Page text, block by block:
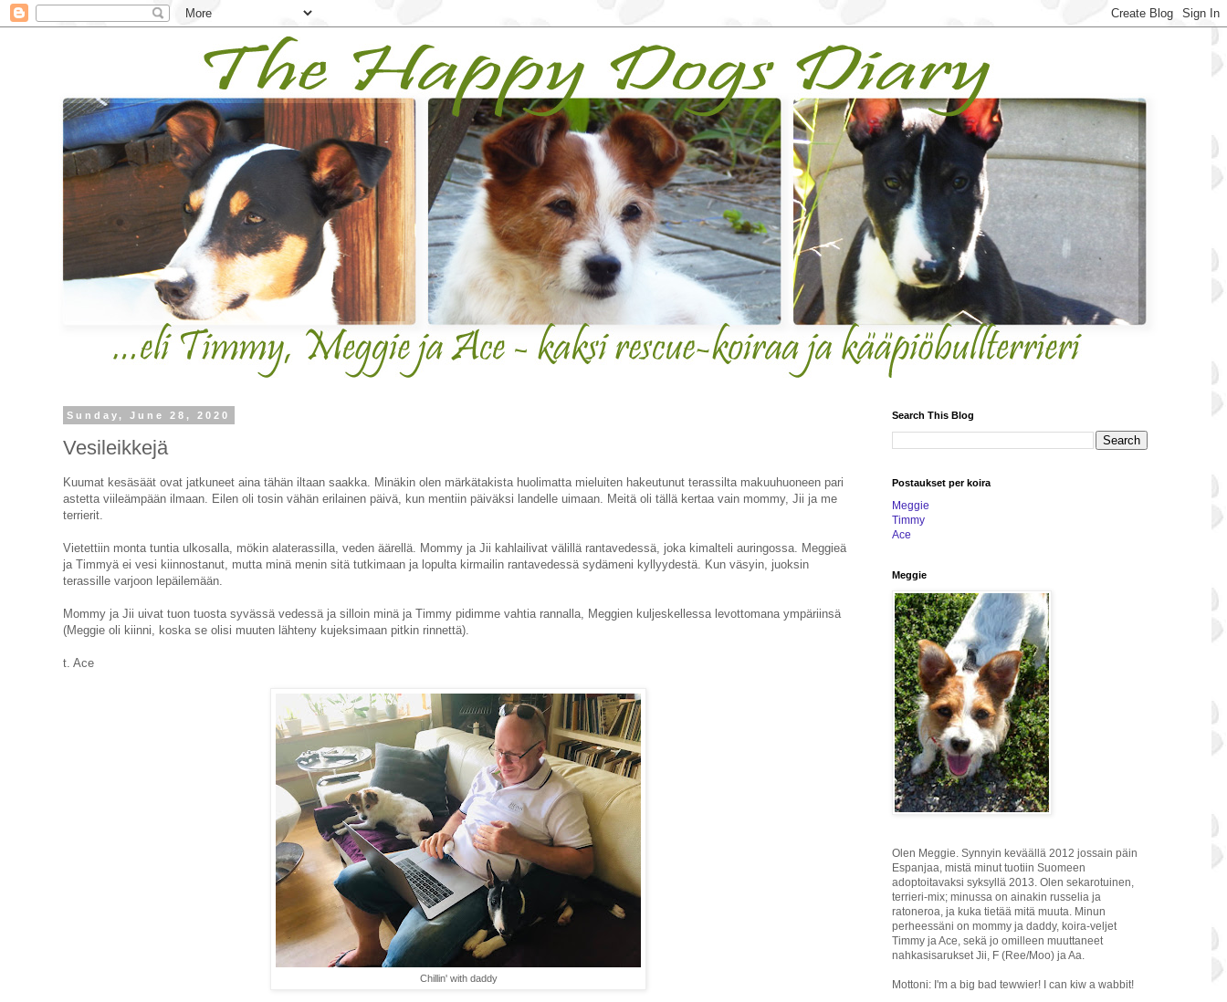
Sunday, June 28, 2020
Vesileikkejä
Kuumat kesäsäät ovat jatkuneet aina tähän iltaan saakka. Minäkin olen märkätakista huolimatta mieluiten hakeutunut terassilta makuuhuoneen pari
astetta viileämpään ilmaan. Eilen oli tosin vähän erilainen päivä, kun mentiin päiväksi landelle uimaan. Meitä oli tällä kertaa vain mommy, Jii ja me
terrierit.
Vietettiin monta tuntia ulkosalla, mökin alaterassilla, veden äärellä. Mommy ja Jii kahlailivat välillä rantavedessä, joka kimalteli auringossa. Meggieä
ja Timmyä ei vesi kiinnostanut, mutta minä menin sitä tutkimaan ja lopulta kirmailin rantavedessä sydämeni kyllyydestä. Kun väsyin, juoksin
terassille varjoon lepäilemään.
Mommy ja Jii uivat tuon tuosta syvässä vedessä ja silloin minä ja Timmy pidimme vahtia rannalla, Meggien kuljeskellessa levottomana ympäriinsä
(Meggie oli kiinni, koska se olisi muuten lähteny kujeksimaan pitkin rinnettä).
t. Ace
Chillin' with daddy
Search This Blog
Postaukset per koira
Meggie
Timmy
Ace
Meggie
Olen Meggie. Synnyin keväällä 2012 jossain päin
Espanjaa, mistä minut tuotiin Suomeen
adoptoitavaksi syksyllä 2013. Olen sekarotuinen,
terrieri-mix; minussa on ainakin russelia ja
ratoneroa, ja kuka tietää mitä muuta. Minun
perheessäni on mommy ja daddy, koira-veljet
Timmy ja Ace, sekä jo omilleen muuttaneet
nahkasisarukset Jii, F (Ree/Moo) ja Aa.
Mottoni: I'm a big bad tewwier! I can kiw a wabbit!